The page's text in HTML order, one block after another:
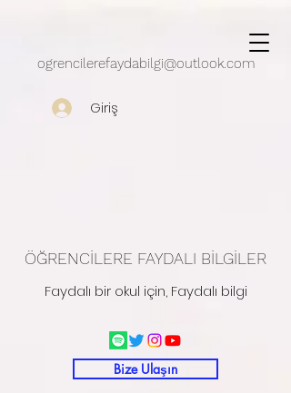
ogrencilerefaydabilgi@outlook.com
Giriş
ÖĞRENCİLERE FAYDALI BİLGİLER
Faydalı bir okul için, Faydalı bilgi
Bize Ulaşın